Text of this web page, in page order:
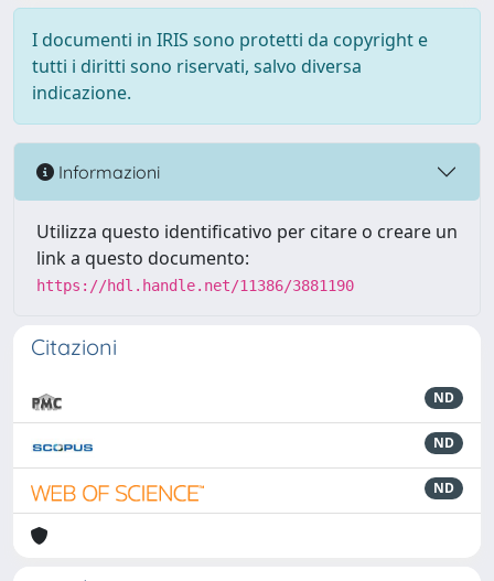
I documenti in IRIS sono protetti da copyright e
tutti i diritti sono riservati, salvo diversa
indicazione.
Informazioni
Utilizza questo identificativo per citare o creare un
link a questo documento:
https://hdl.handle.net/11386/3881190
Citazioni
ND
ND
ND